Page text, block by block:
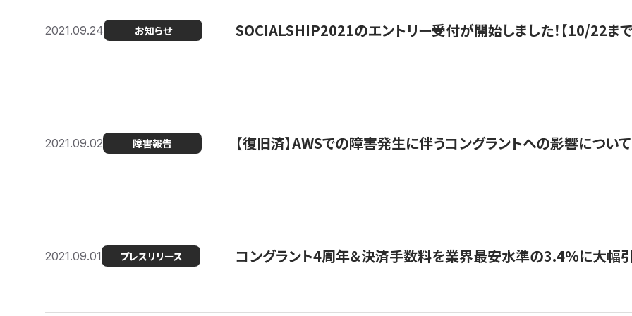
2021.09.24 お知らせ SOCIALSHIP2021のエントリー受付が開始しました！【10/22まで
2021.09.02 障害報告 【復旧済】AWSでの障害発生に伴うコングラントへの影響について
2021.09.01 プレスリリース コングラント4周年＆決済手数料を業界最安水準の3.4％に大幅